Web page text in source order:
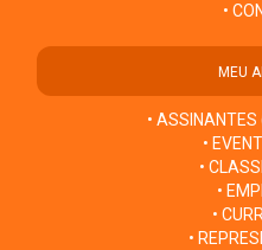
•
MEU
•
•
•
•
•
•